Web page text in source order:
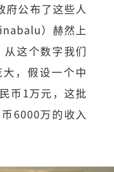
府公布了这些人
）赫然上
这个数字我们
，假设一个中
币1万元，这批
6000万的收入